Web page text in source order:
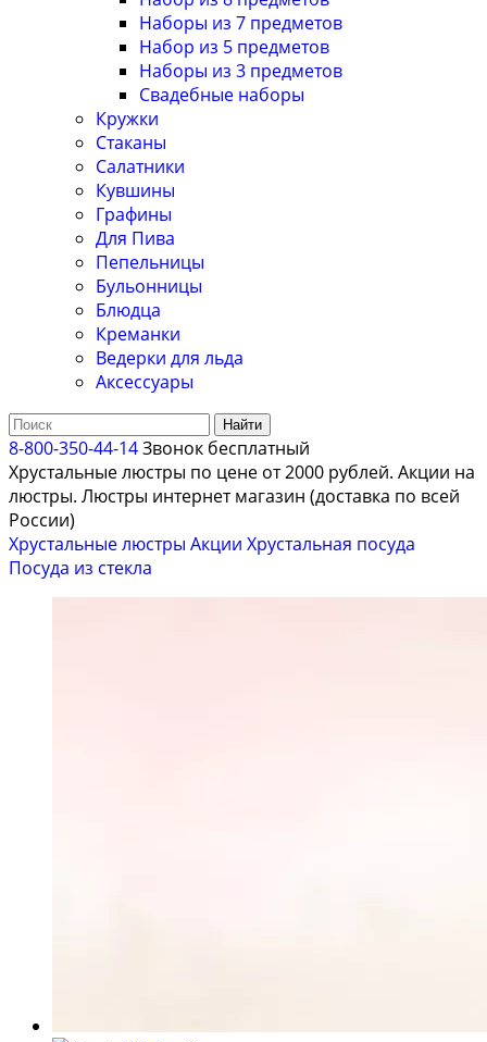
Наборы из 7 предметов
Набор из 5 предметов
Наборы из 3 предметов
Свадебные наборы
Кружки
Стаканы
Салатники
Кувшины
Графины
Для Пива
Пепельницы
Бульонницы
Блюдца
Креманки
Ведерки для льда
Аксессуары
Найти
8-800-350-44-14Звонок бесплатный
Хрустальные люстры по цене от 2000 рублей. Акции на
люстры. Люстры интернет магазин (доставка по всей
России)
Хрустальные люстры Акции Хрустальная посуда
Посуда из стекла